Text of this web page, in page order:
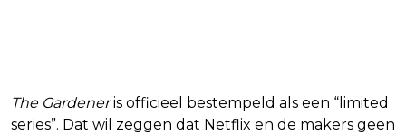
The Gardeneris officieel bestempeld als een “limited
series”. Dat wil zeggen dat Netflix en de makers geen